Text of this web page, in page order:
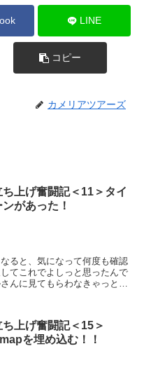
LINE
コピー
カメリアツアーズ
ち上げ奮闘記＜11＞タイ
があった！
ると、気になって何度も確認
てこれでよしっと思ったんで
んに見てもらわなきゃっと思
上げ奮闘記＜15＞
を埋め込む！！